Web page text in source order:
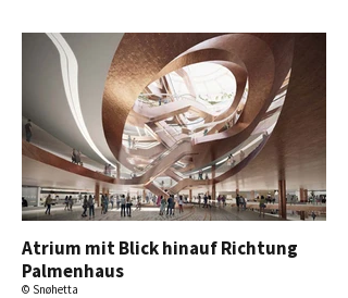
Atrium mit Blick hinauf Richtung
Palmenhaus
© Snøhetta